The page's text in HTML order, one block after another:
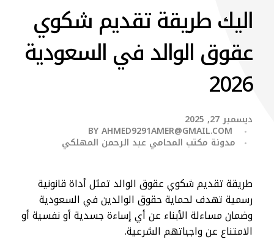
اليك طريقة تقديم شكوي
عقوق الوالد في السعودية
2026
ديسمبر 27, 2025
BYAHMED9291AMER@GMAIL.COM
مدونة مكتب المحامي عبد الرحمن المهلكي
طريقة تقديم شكوي عقوق الوالد تمثل أداة قانونية
رسمية تهدف لحماية حقوق الوالدين في السعودية
وضمان مساءلة الأبناء عن أي إساءة جسدية أو نفسية أو
الامتناع عن واجباتهم الشرعية.